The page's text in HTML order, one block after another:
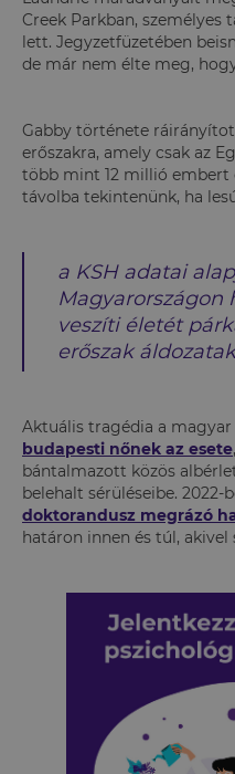
Creek Parkban,
lett. Jegyzetfüzetében
de már nem élte meg,
Gabby története
erőszakra, amely csak az
több mint 12 millió embert
távolba tekintenünk, ha
a KSH adatai
Magyarországon
veszíti életét
erőszak
Aktuális tragédia a magyar
budapesti nőnek az esete
bántalmazott közös
belehalt sérüléseibe. 2022-
doktorandusz megrázó
határon innen és túl,